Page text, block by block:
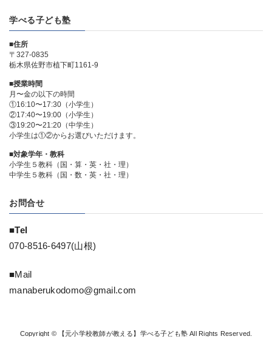
学べる子ども塾
■住所
〒327-0835
栃木県佐野市植下町1161-9
■授業時間
月〜金の以下の時間
①16:10〜17:30（小学生）
②17:40〜19:00（小学生）
③19:20〜21:20（中学生）
小学生は①②からお選びいただけます。
■対象学年・教科
小学生５教科（国・算・英・社・理）
中学生５教科（国・数・英・社・理）
お問合せ
■Tel
070-8516-6497(山根)
■Mail
manaberukodomo@gmail.com
Copyright © 【元小学校教師が教える】学べる子ども塾 All Rights Reserved.